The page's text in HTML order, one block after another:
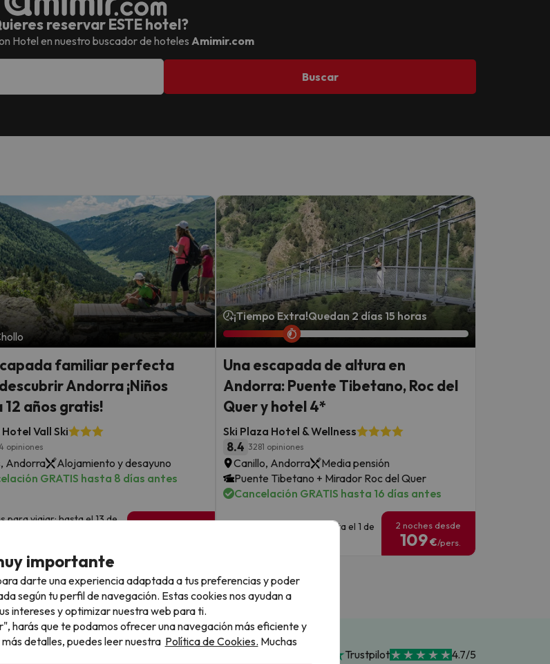
reservar ESTE hotel?
Hotel en nuestro buscador de hoteles Amimir.com
Buscar
familiar perfecta
Andorra ¡Niños
12 años gratis!
Vall Ski
opiniones
Andorra
Alojamiento y desayuno
GRATIS hasta 8 días antes
para viajar: hasta el 13 de
¡Tiempo Extra!Quedan 2 días 15 horas
Una escapada de altura en
Andorra: Puente Tibetano, Roc del
Quer y hotel 4*
Ski Plaza Hotel & Wellness
8.4 3281 opiniones
Canillo, Andorra
Media pensión
Puente Tibetano + Mirador Roc del Quer
Cancelación GRATIS hasta 16 días antes
Fechas disponibles: hasta el 1 de
2 noches desde
109€/pers.
Ver todos los chollos
Trustpilot 4.7/5
importante
darte una experiencia adaptada a tus preferencias y poder
según tu perfil de navegación. Estas cookies nos ayudan a
intereses y optimizar nuestra web para ti.
harás que te podamos ofrecer una navegación más eficiente y
detalles, puedes leer nuestra Política de Cookies. Muchas